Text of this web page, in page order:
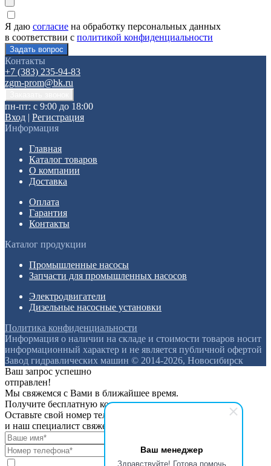
Ваш менеджер
Здравствуйте! Готова помочь
Я даю согласие на обработку персональных данных
в соответствии с политикой конфиденциальности
Контакты
+7 (383) 235-94-83
zgm-prom@bk.ru
пн-пт: с 9:00 до 18:00
Вход | Регистрация
Информация
Главная
Каталог товаров
О компании
Доставка
Оплата
Гарантия
Контакты
Каталог продукции
Промышленные насосы
Запчасти для промышленных насосов
Электродвигатели
Дизельные насосные установки
Политика конфиденциальности
Информация о наличии на складе и стоимости товаров носит
информационный характер и не является публичной офертой
Завод гидравлических машин © 2014-2026, Новосибирск
Ваш запрос успешно
отправлен!
Мы свяжемся с Вами в ближайшее время.
Получите бесплатную консультацию
Оставьте свой номер телефона
и наш специалист свяжется с вами